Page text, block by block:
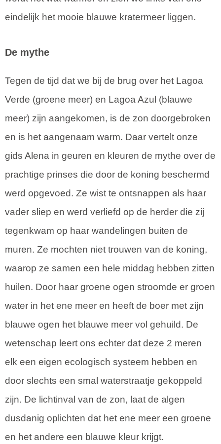
eindelijk het mooie blauwe kratermeer liggen.
De mythe
Tegen de tijd dat we bij de brug over het Lagoa
Verde (groene meer) en Lagoa Azul (blauwe
meer) zijn aangekomen, is de zon doorgebroken
en is het aangenaam warm. Daar vertelt onze
gids Alena in geuren en kleuren de mythe over de
prachtige prinses die door de koning beschermd
werd opgevoed. Ze wist te ontsnappen als haar
vader sliep en werd verliefd op de herder die zij
tegenkwam op haar wandelingen buiten de
muren. Ze mochten niet trouwen van de koning,
waarop ze samen een hele middag hebben zitten
huilen. Door haar groene ogen stroomde er groen
water in het ene meer en heeft de boer met zijn
blauwe ogen het blauwe meer vol gehuild. De
wetenschap leert ons echter dat deze 2 meren
elk een eigen ecologisch systeem hebben en
door slechts een smal waterstraatje gekoppeld
zijn. De lichtinval van de zon, laat de algen
dusdanig oplichten dat het ene meer een groene
en het andere een blauwe kleur krijgt.